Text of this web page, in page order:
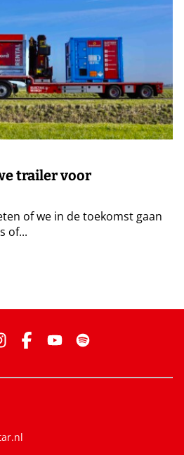
trailer voor
of we in de toekomst gaan
of...